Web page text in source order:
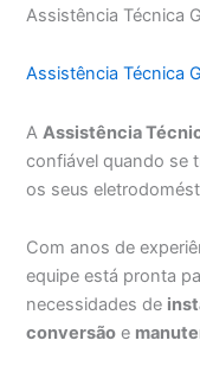
Assistência Técnica
Assistência Técnica
AAssistência
confiável quando se
os seus
Com anos de
equipe está pronta
necessidades de
conversão e